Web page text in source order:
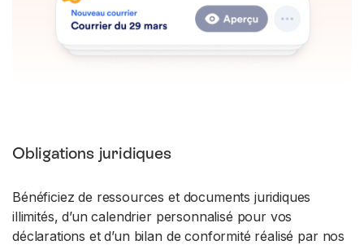
Obligations juridiques
Bénéficiez de ressources et documents juridiques
illimités, d’un calendrier personnalisé pour vos
déclarations et d’un bilan de conformité réalisé par nos